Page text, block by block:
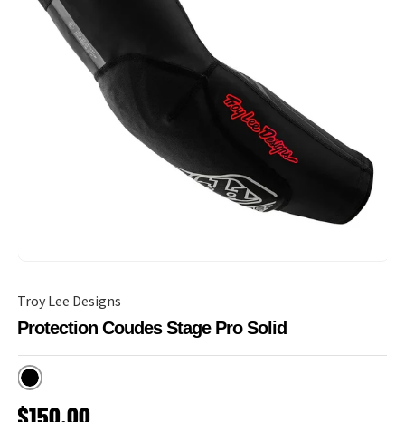
Troy Lee Designs
Protection Coudes Stage Pro Solid
Noir
PRIX HABITUEL
$150.00